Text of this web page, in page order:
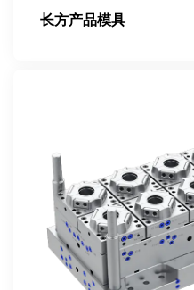
长方产品模具